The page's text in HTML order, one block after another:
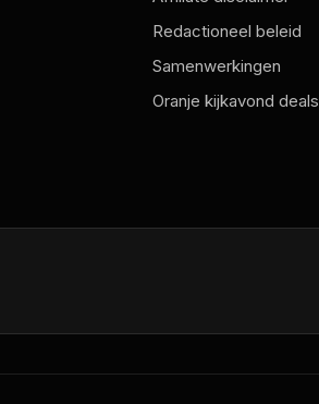
Redactioneel beleid
Samenwerkingen
Oranje kijkavond deals